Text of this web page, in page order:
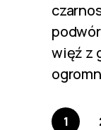
więź z
1